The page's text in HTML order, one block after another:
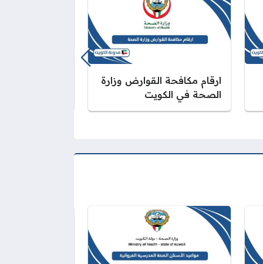
ارقام مكافحة القوارض وزارة
الصحة في الكويت